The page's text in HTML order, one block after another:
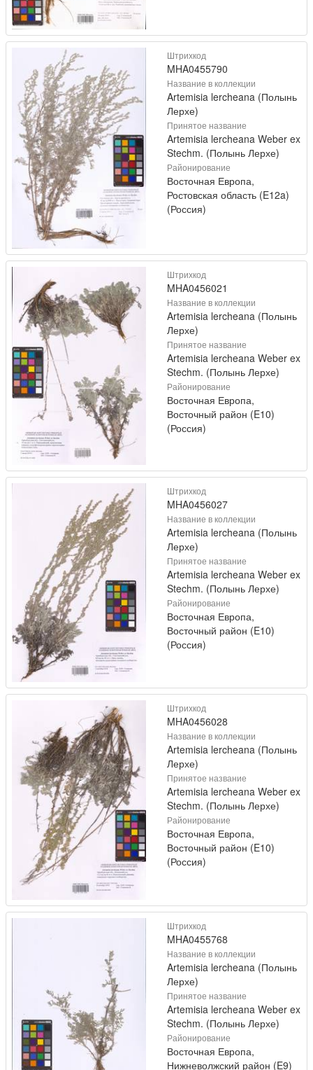
Штрихкод
MHA0455790
Название в коллекции
Artemisia lercheana (Полынь
Лерхе)
Принятое название
Artemisia lercheana Weber ex
Stechm. (Полынь Лерхе)
Районирование
Восточная Европа,
Ростовская область (E12a)
(Россия)
Штрихкод
MHA0456021
Название в коллекции
Artemisia lercheana (Полынь
Лерхе)
Принятое название
Artemisia lercheana Weber ex
Stechm. (Полынь Лерхе)
Районирование
Восточная Европа,
Восточный район (E10)
(Россия)
Штрихкод
MHA0456027
Название в коллекции
Artemisia lercheana (Полынь
Лерхе)
Принятое название
Artemisia lercheana Weber ex
Stechm. (Полынь Лерхе)
Районирование
Восточная Европа,
Восточный район (E10)
(Россия)
Штрихкод
MHA0456028
Название в коллекции
Artemisia lercheana (Полынь
Лерхе)
Принятое название
Artemisia lercheana Weber ex
Stechm. (Полынь Лерхе)
Районирование
Восточная Европа,
Восточный район (E10)
(Россия)
Штрихкод
MHA0455768
Название в коллекции
Artemisia lercheana (Полынь
Лерхе)
Принятое название
Artemisia lercheana Weber ex
Stechm. (Полынь Лерхе)
Районирование
Восточная Европа,
Нижневолжский район (E9)